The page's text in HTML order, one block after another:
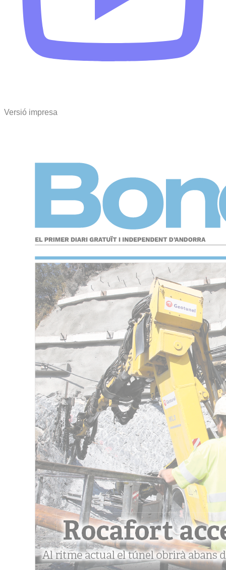
Versió impresa